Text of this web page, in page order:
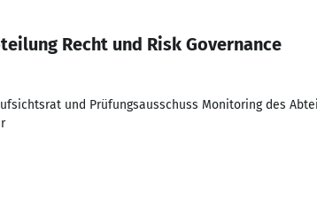
Recht und Risk Governance
und Prüfungsausschuss Monitoring des